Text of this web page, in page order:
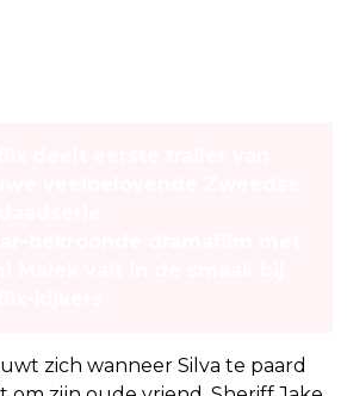
zich wanneer Silva te paard